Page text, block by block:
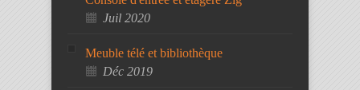
Juil 2020
Meuble télé et bibliothèque
Déc 2019